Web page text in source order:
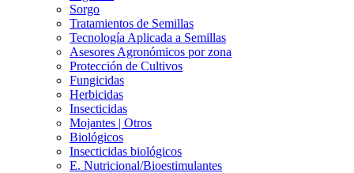
Sorgo
Tratamientos de Semillas
Tecnología Aplicada a Semillas
Asesores Agronómicos por zona
Protección de Cultivos
Fungicidas
Herbicidas
Insecticidas
Mojantes | Otros
Biológicos
Insecticidas biológicos
E. Nutricional/Bioestimulantes